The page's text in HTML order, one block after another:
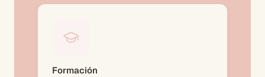
Formación